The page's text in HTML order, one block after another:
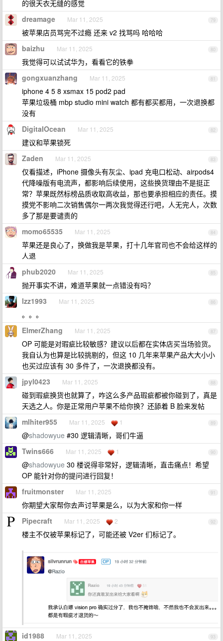
的很天衣无缝的感觉
79
dreamage Mar 11, 2025
被苹果店员骂完不过瘾 还来 v2 找骂吗 哈哈哈
80
baizhu Mar 11, 2025
我觉得可以试试华为，看看它的铁拳
81
gongxuanzhang Mar 11, 2025
iphone 4 5 8 xsmax 15 pod2 pad
苹果垃圾桶 mbp studio mini watch 都有都买都用，一次退换都
没有
82
DigitaIOcean Mar 11, 2025
建议和苹果锁死
83
Zaden Mar 11, 2025
仅看描述，iPhone 摄像头有灰尘、ipad 充电口松动、airpods4
代降噪版有电流声，都影响后续使用，这些换货理由不是挺正
常？苹果既然标榜品质收取高收益，那也要承担相应的责任。摸
摸党不影响二次销售偶尔一两次我觉得还行吧，人无完人，次数
多了那是要谴责的
84
momo65535 Mar 11, 2025
苹果还是良心了，换做我是苹果，打十几年官司也不会给这样的
人退
85
phub2020 Mar 11, 2025
抛开事实不讲，难道苹果就一点错没有吗？
86
lzz1993 Mar 11, 2025
。。。
87
ElmerZhang Mar 11, 2025
OP 可能是对瑕疵比较敏感？建议以后都在实体店买当场验货。
我自认为也算是比较挑剔的，但这 10 几年来苹果产品大大小小
也买过应该有 30 多件了，一次退换都没有。
88
jpyl0423 Mar 11, 2025
碰到瑕疵换货也就算了，咋这么多产品瑕疵都被你碰到了，真是
天选之人。你是正常用户苹果不给你换？还舔着 B 脸来发帖
89
mlhiter955 Mar 11, 2025 1
@shadowyue #30 逻辑清晰，哥们牛逼
90
Twins666 Mar 11, 2025 1
@shadowyue 30 楼说得非常好，逻辑清晰，直击痛点！希望
OP 能针对你的提问进行回复！
91
fruitmonster Mar 11, 2025
你期望大家帮你去声讨苹果是么，以为大家和你一样
92
Pipecraft Mar 11, 2025 2
楼主不仅被苹果标记了，可能还被 V2er 们标记了。
93
id1988 Mar 11, 2025